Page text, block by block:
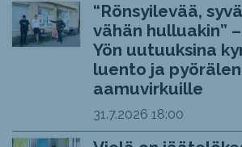
“Rönsyilevää,
vähän hulluakin”
Yön uutuuksina
luento ja
aamuvirkuille
31.7.2026 18:00